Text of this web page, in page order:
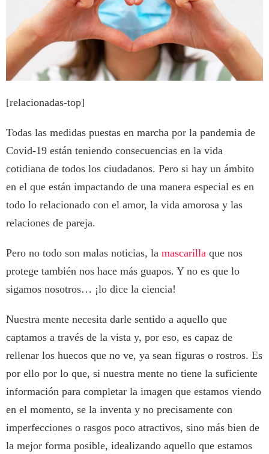
[relacionadas-top]
Todas las medidas puestas en marcha por la pandemia de
Covid-19 están teniendo consecuencias en la vida
cotidiana de todos los ciudadanos. Pero si hay un ámbito
en el que están impactando de una manera especial es en
todo lo relacionado con el amor, la vida amorosa y las
relaciones de pareja.
Pero no todo son malas noticias, la mascarilla que nos
protege también nos hace más guapos. Y no es que lo
sigamos nosotros… ¡lo dice la ciencia!
Nuestra mente necesita darle sentido a aquello que
captamos a través de la vista y, por eso, es capaz de
rellenar los huecos que no ve, ya sean figuras o rostros. Es
por ello por lo que, si nuestra mente no tiene la suficiente
información para completar la imagen que estamos viendo
en el momento, se la inventa y no precisamente con
imperfecciones o rasgos poco atractivos, sino más bien de
la mejor forma posible, idealizando aquello que estamos